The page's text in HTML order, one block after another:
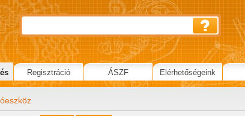
Regisztráció ÁSZF Elérhetőségeink